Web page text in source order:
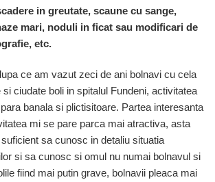
in greutate, scaune cu sange,
mari, noduli in ficat sau modificari de
etc.
ce am vazut zeci de ani bolnavi cu cela
ciudate boli in spitalul Fundeni, activitatea
banala si plictisitoare. Partea interesanta
mi se pare parca mai atractiva, asta
sa cunosc in detaliu situatia
si sa cunosc si omul nu numai bolnavul si
fiind mai putin grave, bolnavii pleaca mai